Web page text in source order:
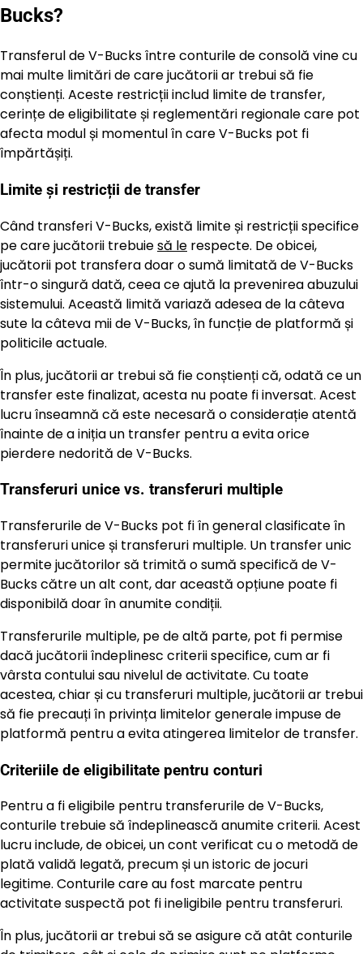
Bucks?
Transferul de V-Bucks între conturile de consolă vine cu
mai multe limitări de care jucătorii ar trebui să fie
conștienți. Aceste restricții includ limite de transfer,
cerințe de eligibilitate și reglementări regionale care pot
afecta modul și momentul în care V-Bucks pot fi
împărtășiți.
Limite și restricții de transfer
Când transferi V-Bucks, există limite și restricții specifice
pe care jucătorii trebuiesă le respecte. De obicei,
jucătorii pot transfera doar o sumă limitată de V-Bucks
într-o singură dată, ceea ce ajută la prevenirea abuzului
sistemului. Această limită variază adesea de la câteva
sute la câteva mii de V-Bucks, în funcție de platformă și
politicile actuale.
În plus, jucătorii ar trebui să fie conștienți că, odată ce un
transfer este finalizat, acesta nu poate fi inversat. Acest
lucru înseamnă că este necesară o considerație atentă
înainte de a iniția un transfer pentru a evita orice
pierdere nedorită de V-Bucks.
Transferuri unice vs. transferuri multiple
Transferurile de V-Bucks pot fi în general clasificate în
transferuri unice și transferuri multiple. Un transfer unic
permite jucătorilor să trimită o sumă specifică de V-
Bucks către un alt cont, dar această opțiune poate fi
disponibilă doar în anumite condiții.
Transferurile multiple, pe de altă parte, pot fi permise
dacă jucătorii îndeplinesc criterii specifice, cum ar fi
vârsta contului sau nivelul de activitate. Cu toate
acestea, chiar și cu transferuri multiple, jucătorii ar trebui
să fie precauți în privința limitelor generale impuse de
platformă pentru a evita atingerea limitelor de transfer.
Criteriile de eligibilitate pentru conturi
Pentru a fi eligibile pentru transferurile de V-Bucks,
conturile trebuie să îndeplinească anumite criterii. Acest
lucru include, de obicei, un cont verificat cu o metodă de
plată validă legată, precum și un istoric de jocuri
legitime. Conturile care au fost marcate pentru
activitate suspectă pot fi ineligibile pentru transferuri.
În plus, jucătorii ar trebui să se asigure că atât conturile